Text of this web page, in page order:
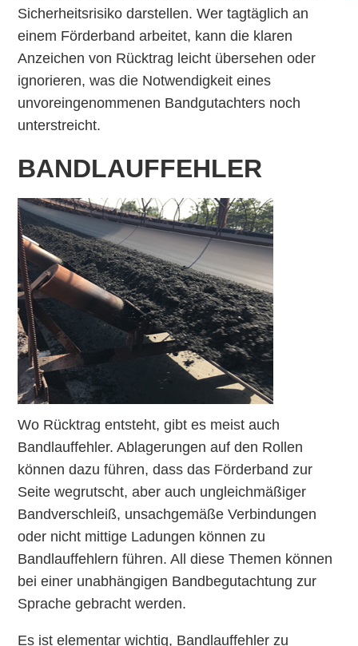
Sicherheitsrisiko darstellen. Wer tagtäglich an
einem Förderband arbeitet, kann die klaren
Anzeichen von Rücktrag leicht übersehen oder
ignorieren, was die Notwendigkeit eines
unvoreingenommenen Bandgutachters noch
unterstreicht.
BANDLAUFFEHLER
Wo Rücktrag entsteht, gibt es meist auch
Bandlauffehler. Ablagerungen auf den Rollen
können dazu führen, dass das Förderband zur
Seite wegrutscht, aber auch ungleichmäßiger
Bandverschleiß, unsachgemäße Verbindungen
oder nicht mittige Ladungen können zu
Bandlauffehlern führen. All diese Themen können
bei einer unabhängigen Bandbegutachtung zur
Sprache gebracht werden.
Es ist elementar wichtig, Bandlauffehler zu